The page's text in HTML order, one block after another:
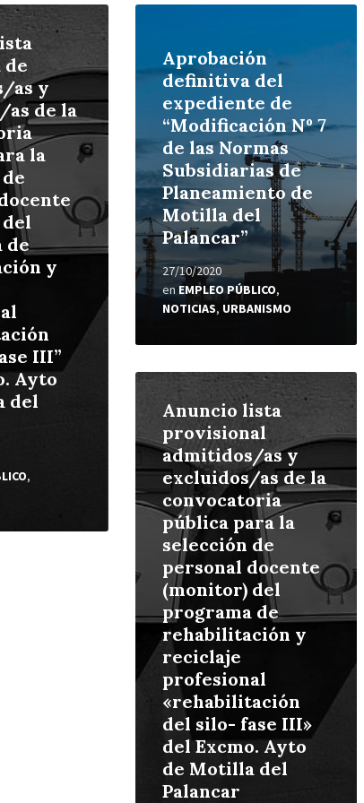
as y
de la
la
de
y
III”
Ayto
del
,
Aprobación
definitiva del
expediente de
“Modificación Nº 7
de las Normas
Subsidiarias de
Planeamiento de
Motilla del
Palancar”
27/10/2020
en EMPLEO PÚBLICO,
NOTICIAS, URBANISMO
Leer
Anuncio lista
provisional
admitidos/as y
excluidos/as de la
convocatoria
pública para la
selección de
personal docente
(monitor) del
programa de
rehabilitación y
reciclaje
profesional
«rehabilitación
del silo- fase III»
del Excmo. Ayto
de Motilla del
Palancar
Leer
más